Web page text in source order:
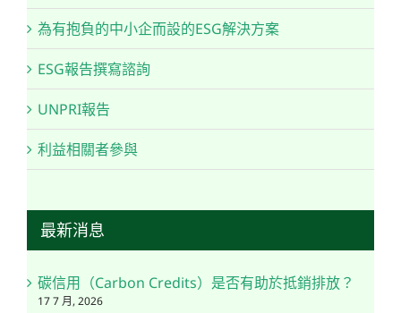
為有抱負的中小企而設的ESG解決方案
ESG報告撰寫諮詢
UNPRI報告
利益相關者參與
最新消息
碳信用（Carbon Credits）是否有助於抵銷排放？
17 7 月, 2026